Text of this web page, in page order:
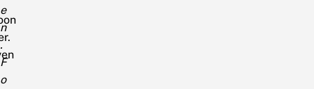
e
n
.
F
o